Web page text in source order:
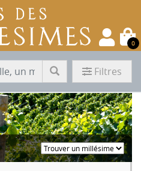
0
Filtres